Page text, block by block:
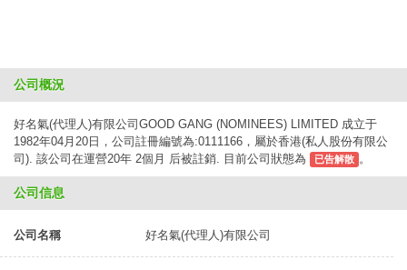
公司概況
好名氣(代理人)有限公司GOOD GANG (NOMINEES) LIMITED 成立于
1982年04月20日，公司註冊編號為:0111166，屬於香港(私人股份有限公
司). 該公司在運營20年 2個月 后被註銷. 目前公司狀態為
已告解散 。
公司信息
公司名稱 好名氣(代理人)有限公司